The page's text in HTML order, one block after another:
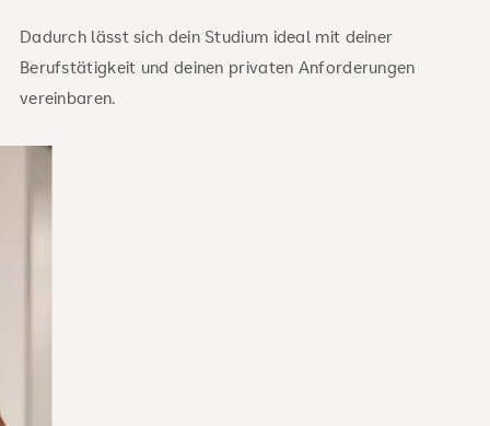
Dadurch lässt sich dein Studium ideal mit deiner
Berufstätigkeit und deinen privaten Anforderungen
vereinbaren.